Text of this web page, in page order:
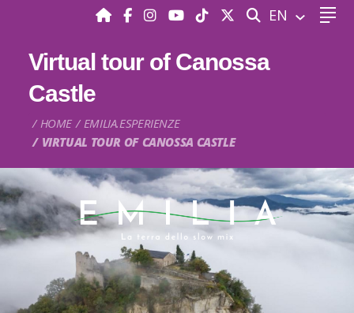
SEARCH
EN
Virtual tour of Canossa
Castle
HOME
EMILIA.ESPERIENZE
VIRTUAL TOUR OF CANOSSA CASTLE